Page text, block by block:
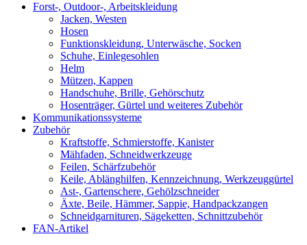
Forst-, Outdoor-, Arbeitskleidung
Jacken, Westen
Hosen
Funktionskleidung, Unterwäsche, Socken
Schuhe, Einlegesohlen
Helm
Mützen, Kappen
Handschuhe, Brille, Gehörschutz
Hosenträger, Gürtel und weiteres Zubehör
Kommunikationssysteme
Zubehör
Kraftstoffe, Schmierstoffe, Kanister
Mähfaden, Schneidwerkzeuge
Feilen, Schärfzubehör
Keile, Ablänghilfen, Kennzeichnung, Werkzeuggürtel
Ast-, Gartenschere, Gehölzschneider
Äxte, Beile, Hämmer, Sappie, Handpackzangen
Schneidgarnituren, Sägeketten, Schnittzubehör
FAN-Artikel